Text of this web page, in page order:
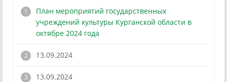
План мероприятий государственных
учреждений культуры Курганской области в
октябре 2024 года
13.09.2024
13.09.2024